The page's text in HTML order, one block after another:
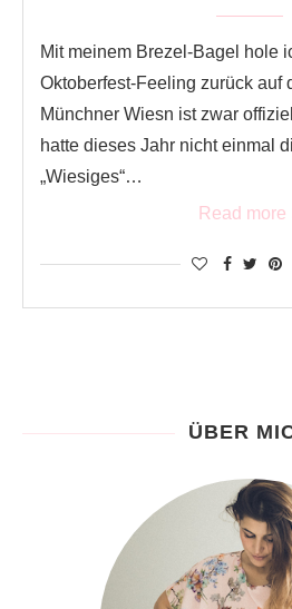
Mit meinem Brezel-Bagel hole
Oktoberfest-Feeling zurück auf
Münchner Wiesn ist zwar
hatte dieses Jahr nicht einmal
„Wiesiges“…
Read more
ÜBER